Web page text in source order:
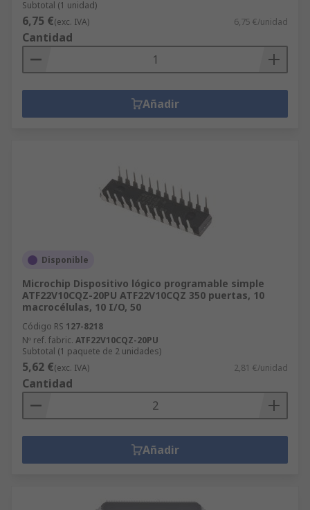
Subtotal (1 unidad)
6,75 €(exc. IVA) 6,75 €/unidad
Cantidad
Añadir
Disponible
Microchip Dispositivo lógico programable simple
ATF22V10CQZ-20PU ATF22V10CQZ 350 puertas, 10
macrocélulas, 10 I/O, 50
Código RS 127-8218
Nº ref. fabric. ATF22V10CQZ-20PU
Subtotal (1 paquete de 2 unidades)
5,62 €(exc. IVA) 2,81 €/unidad
Cantidad
Añadir